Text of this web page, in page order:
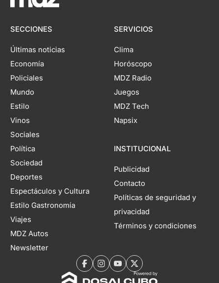
SECCIONES
Últimas noticias
Economía
Policiales
Mundo
Estilo
Vinos
Sociales
Política
Sociedad
Deportes
Espectáculos y Cultura
Estilo Gastronomía
Viajes
MDZ Autos
Newsletter
SERVICIOS
Clima
Horóscopo
MDZ Radio
Juegos
MDZ Tech
Napsix
INSTITUCIONAL
Publicidad
Contacto
Políticas de seguridad y
privacidad
Términos y condiciones